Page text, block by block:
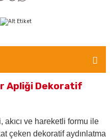
Apliği Dekoratif
ve hareketli formu ile
çeken dekoratif aydınlatma